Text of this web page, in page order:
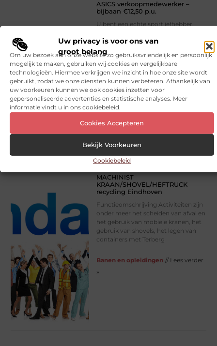
Uw privacy is voor ons van
groot belang
Om uw bezoek aan onze website zo gebruiksvriendelijk en persoonlijk
mogelijk te maken, gebruiken wij cookies en vergelijkbare
technologieën. Hiermee verkrijgen we inzicht in hoe onze site wordt
gebruikt, zodat we onze diensten kunnen verbeteren. Afhankelijk van
uw voorkeuren kunnen we ook cookies inzetten voor
gepersonaliseerde advertenties en statistische analyses. Meer
informatie vindt u in ons cookiebeleid.
Cookies Accepteren
Bekijk Voorkeuren
Cookiebeleid
ASICS verkoopmedewerker –
bijbaan €12,50 p.u.
U bent een echte sportliefhebber,
adviseren? Wil je ’s nachts en in het
weekend werken? Word dan onze
Banen en opleidingen // Lees verder
»
MACHINIST
KRAAN/SHOVEL/HEFTRUCK
recycling Eindhoven
Functieomschrijving Activiteiten zijn
onder meer het scheiden van afval en
het gebruik van mobiele kranen, het
gebruik van shovels, het legen van
containers met Terberg
Banen en opleidingen // Lees verder
»